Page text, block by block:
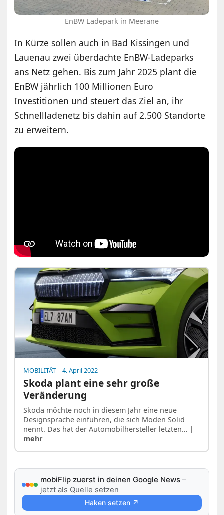
EnBW Ladepark in Meerane
In Kürze sollen auch in Bad Kissingen und
Lauenau zwei überdachte EnBW-Ladeparks
ans Netz gehen. Bis zum Jahr 2025 plant die
EnBW jährlich 100 Millionen Euro
Investitionen und steuert das Ziel an, ihr
Schnellladenetz bis dahin auf 2.500 Standorte
zu erweitern.
MOBILITÄT | 4. April 2022
Skoda plant eine sehr große
Veränderung
Skoda möchte noch in diesem Jahr eine neue
Designsprache einführen, die sich Moden Solid
nennt. Das hat der Automobilhersteller letzten… |
mehr
mobiFlip zuerst in deinen Google News –
jetzt als Quelle setzen
Haken setzen ↗